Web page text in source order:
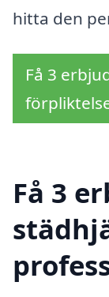
hitta den
Få 3
Få 3